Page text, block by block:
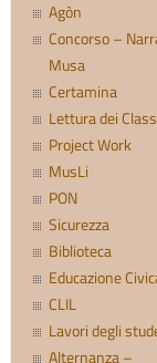
Agòn
Concorso –
Musa
Certamina
Lettura dei
Project Work
MusLi
PON
Sicurezza
Biblioteca
Educazione
CLIL
Lavori degli
Alternanza –